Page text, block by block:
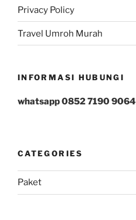
Privacy Policy
Travel Umroh Murah
INFORMASI HUBUNGI
whatsapp 0852 7190 9064
CATEGORIES
Paket